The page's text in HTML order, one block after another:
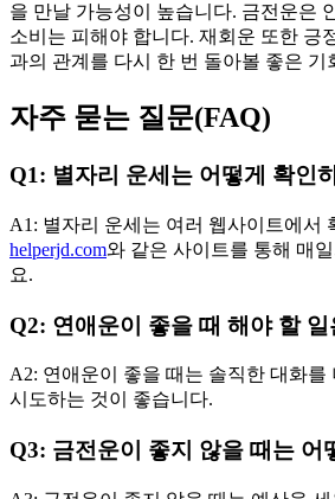
을 만날 가능성이 높습니다. 금전운은
소비는 피해야 합니다. 재회운 또한 긍
과의 관계를 다시 한 번 돌아볼 좋은 기
자주 묻는 질문(FAQ)
Q1: 별자리 운세는 어떻게 확인
A1: 별자리 운세는 여러 웹사이트에서
helperjd.com와 같은 사이트를 통해 매
요.
Q2: 연애운이 좋을 때 해야 할
A2: 연애운이 좋을 때는 솔직한 대화를
시도하는 것이 좋습니다.
Q3: 금전운이 좋지 않을 때는 어